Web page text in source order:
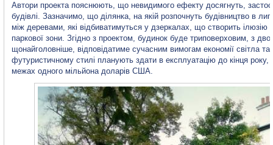
Автори проекта пояснюють, що невидимого ефекту досягнуть,
будівлі. Зазначимо, що ділянка, на якій розпочнуть будівництво в
між деревами, які відбиватимуться у дзеркалах, що створить ілюзію
паркової зони. Згідно з проектом, будинок буде триповерховим, з
щонайголовніше, відповідатиме сучасним вимогам економії світла
футуристичному стилі планують здати в експлуатацію до кінця року,
межах одного мільйона доларів США.